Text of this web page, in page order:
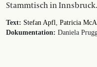
Stammtisch in Innsbruck.
Text: Stefan Apfl Patricia
Dokumentation: Daniela